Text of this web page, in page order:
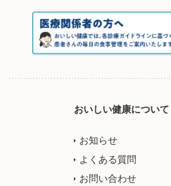
おいしい健康について
お知らせ
よくある質問
お問い合わせ